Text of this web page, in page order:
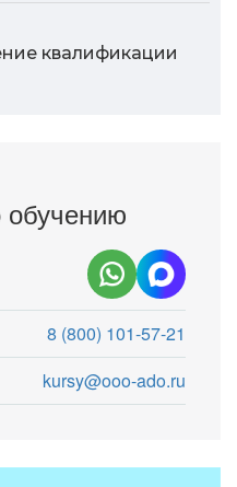
квалификации
обучению
8 (800) 101-57-21
kursy@ooo-ado.ru